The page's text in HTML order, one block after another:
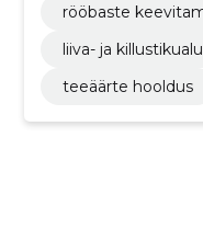
rööbaste
liiva- ja
teeäärte hooldus